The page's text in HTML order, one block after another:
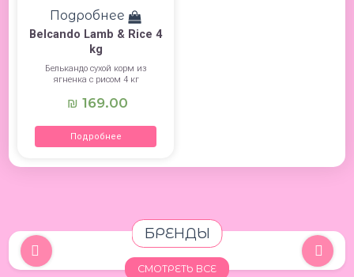
Подробнее
Belcando Lamb & Rice 4
kg
Белькандо сухой корм из
ягненка c рисом 4 кг
₪ 169.00
Подробнее
БРЕНДЫ
СМОТРЕТЬ ВСЕ